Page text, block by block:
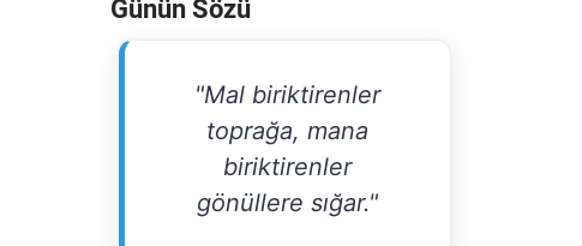
Günün Sözü
"Mal biriktirenler
toprağa, mana
biriktirenler
gönüllere sığar."